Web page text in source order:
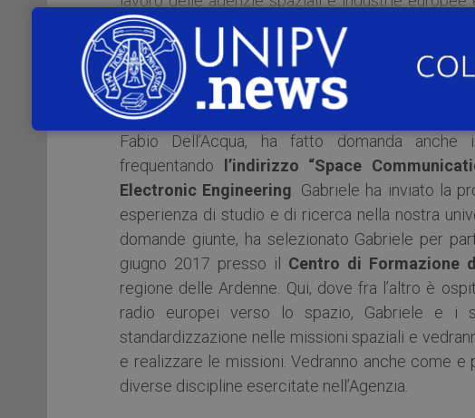
modo di vedere durante i loro anni in università,
spaziali”.
ESA ha quindi emesso un bando competitivo
descrivendo la propria esperienza precedente
Fabio Dell’Acqua, ha fatto domanda
frequentando
l’indirizzo “Space
Electronic Engineering. Gabriele ha inviato la
esperienza di studio e di ricerca nella nostra
domande giunte, ha selezionato Gabriele per
giugno 2017 presso il Centro di Formazione
regione delle Ardenne. Qui, dove fra l’altro è
radio europei verso lo spazio, Gabriele e i
standardizzazione nelle missioni spaziali e
e realizzare le missioni. Vedranno anche come
diverse discipline esercitate nell’Agenzia.